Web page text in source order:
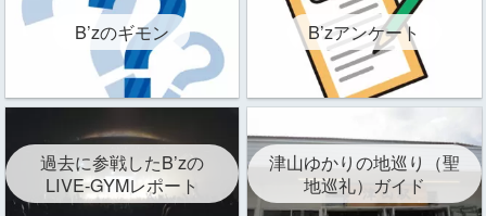
B’zのギモン B’zアンケート
過去に参戦したB’zの
LIVE-GYMレポート
津山ゆかりの地巡り（聖
地巡礼）ガイド